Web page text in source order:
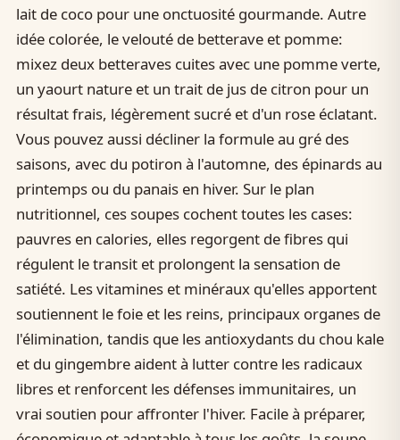
lait de coco pour une onctuosité gourmande. Autre
idée colorée, le velouté de betterave et pomme:
mixez deux betteraves cuites avec une pomme verte,
un yaourt nature et un trait de jus de citron pour un
résultat frais, légèrement sucré et d'un rose éclatant.
Vous pouvez aussi décliner la formule au gré des
saisons, avec du potiron à l'automne, des épinards au
printemps ou du panais en hiver. Sur le plan
nutritionnel, ces soupes cochent toutes les cases:
pauvres en calories, elles regorgent de fibres qui
régulent le transit et prolongent la sensation de
satiété. Les vitamines et minéraux qu'elles apportent
soutiennent le foie et les reins, principaux organes de
l'élimination, tandis que les antioxydants du chou kale
et du gingembre aident à lutter contre les radicaux
libres et renforcent les défenses immunitaires, un
vrai soutien pour affronter l'hiver. Facile à préparer,